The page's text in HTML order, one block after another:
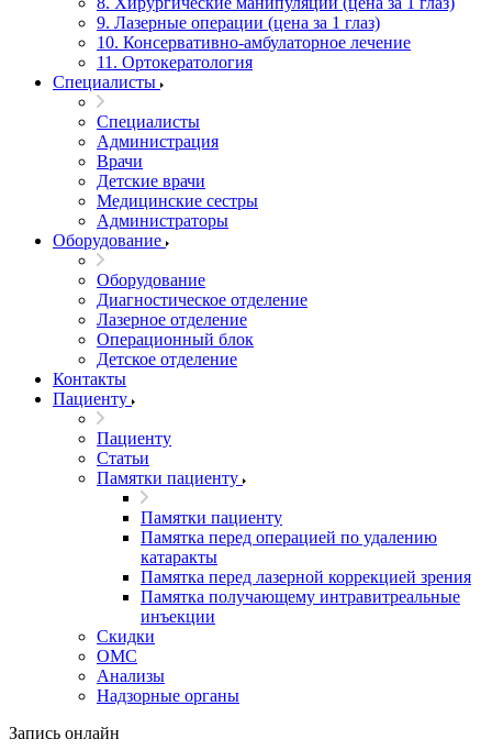
9. Лазерные операции (цена за 1 глаз)
10. Консервативно-амбулаторное лечение
11. Ортокератология
Специалисты
Специалисты
Администрация
Врачи
Детские врачи
Медицинские сестры
Администраторы
Оборудование
Оборудование
Диагностическое отделение
Лазерное отделение
Операционный блок
Детское отделение
Контакты
Пациенту
Пациенту
Статьи
Памятки пациенту
Памятки пациенту
Памятка перед операцией по удалению
катаракты
Памятка перед лазерной коррекцией зрения
Памятка получающему интравитреальные
инъекции
Скидки
ОМС
Анализы
Надзорные органы
Запись онлайн